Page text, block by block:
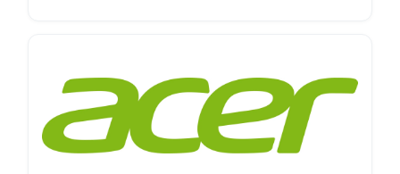
📊 Monitoraggio avviato — il grafico apparirà alla prossima
variazione di prezzo